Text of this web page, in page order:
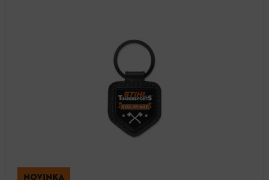
NOVINKA